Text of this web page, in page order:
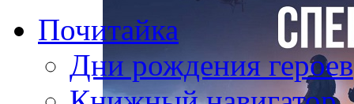
Почитайка
Дни рождения героев